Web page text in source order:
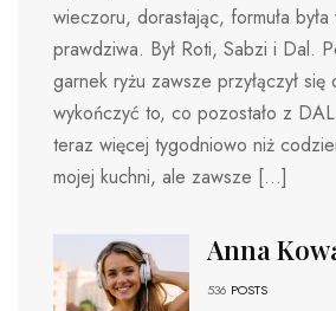
wieczoru, dorastając, formuła
prawdziwa. Był Roti, Sabzi i Dal.
garnek ryżu zawsze przyłączył się
wykończyć to, co pozostało z
teraz więcej tygodniowo niż
mojej kuchni, ale zawsze […]
Anna
536 POSTS